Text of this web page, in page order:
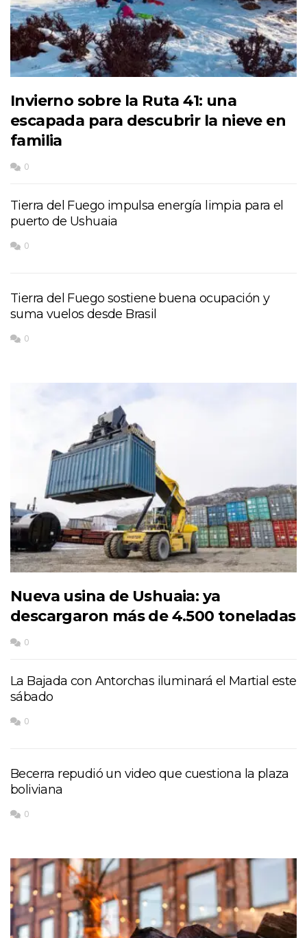
Invierno sobre la Ruta 41: una
escapada para descubrir la nieve en
familia
0
Tierra del Fuego impulsa energía limpia para el
puerto de Ushuaia
0
Tierra del Fuego sostiene buena ocupación y
suma vuelos desde Brasil
0
Nueva usina de Ushuaia: ya
descargaron más de 4.500 toneladas
0
La Bajada con Antorchas iluminará el Martial este
sábado
0
Becerra repudió un video que cuestiona la plaza
boliviana
0